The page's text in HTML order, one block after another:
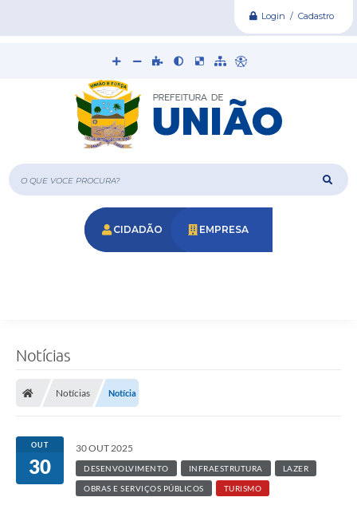
Login / Cadastro
O que voce procura?
CIDADÃO EMPRESA
Notícias
Notícias Notícia
OUT
30
30 OUT 2025
DESENVOLVIMENTO INFRAESTRUTURA LAZER
OBRAS E SERVIÇOS PÚBLICOS TURISMO